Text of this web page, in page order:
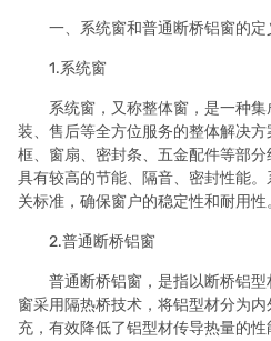
一、系统窗和普通断桥铝窗的定
1.系统窗
系统窗，又称整体窗，是一种
装、售后等全方位服务的整体解决
框、窗扇、密封条、五金配件等部分
具有较高的节能、隔音、密封性能
关标准，确保窗户的稳定性和耐用性
2.普通断桥铝窗
普通断桥铝窗，是指以断桥铝
窗采用隔热桥技术，将铝型材分为
充，有效降低了铝型材传导热量的性